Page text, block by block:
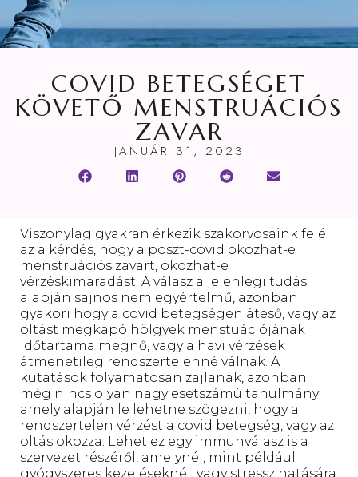
COVID BETEGSÉGET
KÖVETŐ MENSTRUÁCIÓS
ZAVAR
JANUÁR 31, 2023
Viszonylag gyakran érkezik szakorvosaink felé
az a kérdés, hogy a poszt-covid okozhat-e
menstruációs zavart, okozhat-e
vérzéskimaradást. A válasz a jelenlegi tudás
alapján sajnos nem egyértelmű, azonban
gyakori hogy a covid betegségen áteső, vagy az
oltást megkapó hölgyek menstuációjának
időtartama megnő, vagy a havi vérzések
átmenetileg rendszertelenné válnak. A
kutatások folyamatosan zajlanak, azonban
még nincs olyan nagy esetszámú tanulmány
amely alapján le lehetne szögezni, hogy a
rendszertelen vérzést a covid betegség, vagy az
oltás okozza. Lehet ez egy immunválasz is a
szervezet részéről, amelynél, mint például
gyógyszeres kezeléseknél, vagy stressz hatására